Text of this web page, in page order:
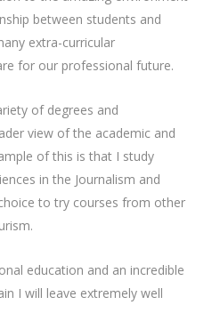
between students and
extra-curricular
for our professional future.
of degrees and
view of the academic and
of this is that I study
in the Journalism and
to try courses from other
education and an incredible
I will leave extremely well